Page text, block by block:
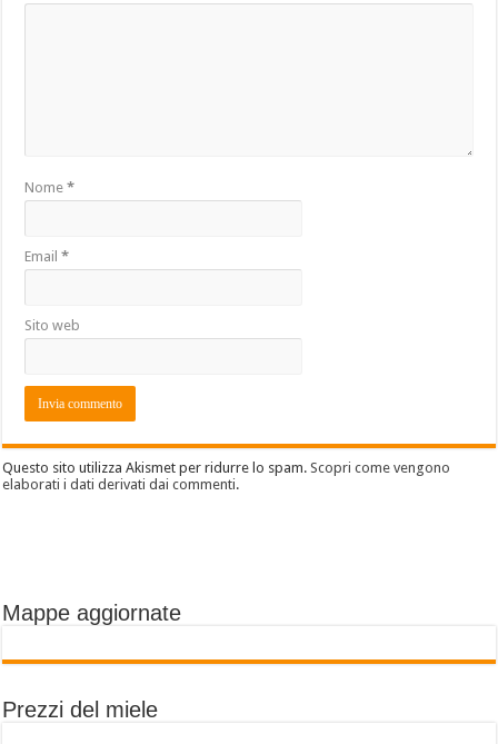
Nome*
Email*
Sito web
Questo sito utilizza Akismet per ridurre lo spam.Scopri come vengono
elaborati i dati derivati dai commenti.
Mappe aggiornate
Prezzi del miele